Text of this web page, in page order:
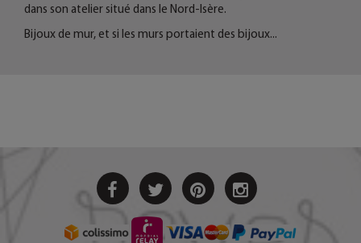
dans son atelier situé dans le Nord-Isère.
Bijoux de mur, et si les murs portaient des bijoux...